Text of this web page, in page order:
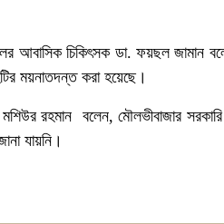
আবাসিক চিকিৎসক ডা. ফয়ছল জামান
ময়নাতদন্ত করা হয়েছে।
রহমান বলেন, মৌলভীবাজার
যায়নি।